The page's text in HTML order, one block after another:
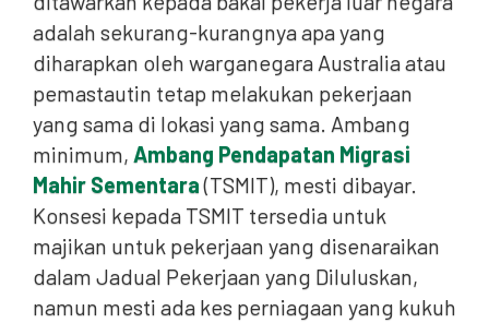
adalah sekurang-kurangnya apa yang
diharapkan oleh warganegara Australia atau
pemastautin tetap melakukan pekerjaan
yang sama di lokasi yang sama. Ambang
minimum, Ambang Pendapatan Migrasi
Mahir Sementara(TSMIT), mesti dibayar.
Konsesi kepada TSMIT tersedia untuk
majikan untuk pekerjaan yang disenaraikan
dalam Jadual Pekerjaan yang Diluluskan,
namun mesti ada kes perniagaan yang kukuh